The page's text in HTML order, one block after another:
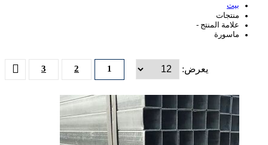
بيت
منتجات
علامة المنتج -
ماسورة
يعرض: 1
2
3